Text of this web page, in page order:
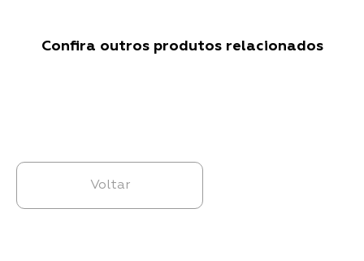
Confira outros produtos relacionados
Voltar